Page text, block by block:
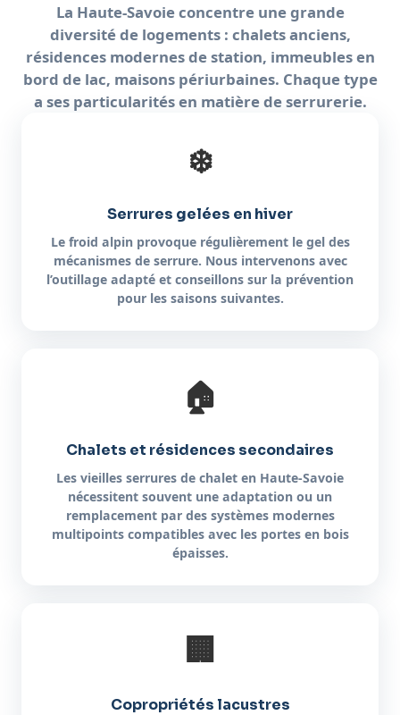
La Haute-Savoie concentre une grande
diversité de logements : chalets anciens,
résidences modernes de station, immeubles en
bord de lac, maisons périurbaines. Chaque type
a ses particularités en matière de serrurerie.
❄️
Serrures gelées en hiver
Le froid alpin provoque régulièrement le gel des
mécanismes de serrure. Nous intervenons avec
l’outillage adapté et conseillons sur la prévention
pour les saisons suivantes.
🏠
Chalets et résidences secondaires
Les vieilles serrures de chalet en Haute-Savoie
nécessitent souvent une adaptation ou un
remplacement par des systèmes modernes
multipoints compatibles avec les portes en bois
épaisses.
🏢
Copropriétés lacustres